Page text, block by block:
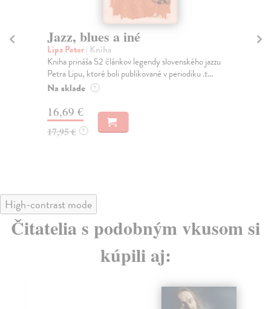
Jazz, blues a iné
Lipa Peter| Kniha
Kniha prináša 52 článkov legendy slovenského jazzu
Petra Lipu, ktoré boli publikované v periodiku .t...
Na sklade ?
16,69 €
17,95 € ?
High-contrast mode
Čitatelia s podobným vkusom si
kúpili aj: